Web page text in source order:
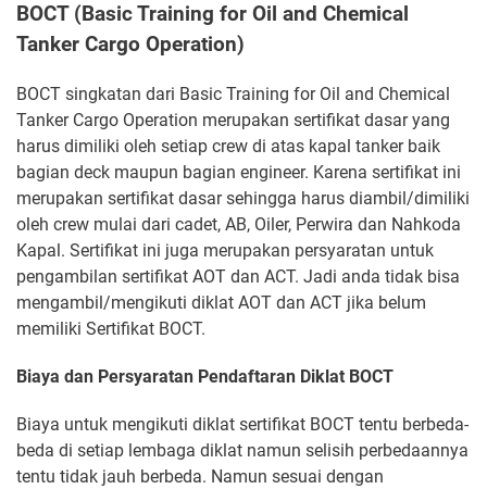
BOCT (Basic Training for Oil and Chemical
Tanker Cargo Operation)
BOCT singkatan dari Basic Training for Oil and Chemical
Tanker Cargo Operation merupakan sertifikat dasar yang
harus dimiliki oleh setiap crew di atas kapal tanker baik
bagian deck maupun bagian engineer. Karena sertifikat ini
merupakan sertifikat dasar sehingga harus diambil/dimiliki
oleh crew mulai dari cadet, AB, Oiler, Perwira dan Nahkoda
Kapal. Sertifikat ini juga merupakan persyaratan untuk
pengambilan sertifikat AOT dan ACT. Jadi anda tidak bisa
mengambil/mengikuti diklat AOT dan ACT jika belum
memiliki Sertifikat BOCT.
Biaya dan Persyaratan Pendaftaran Diklat BOCT
Biaya untuk mengikuti diklat sertifikat BOCT tentu berbeda-
beda di setiap lembaga diklat namun selisih perbedaannya
tentu tidak jauh berbeda. Namun sesuai dengan